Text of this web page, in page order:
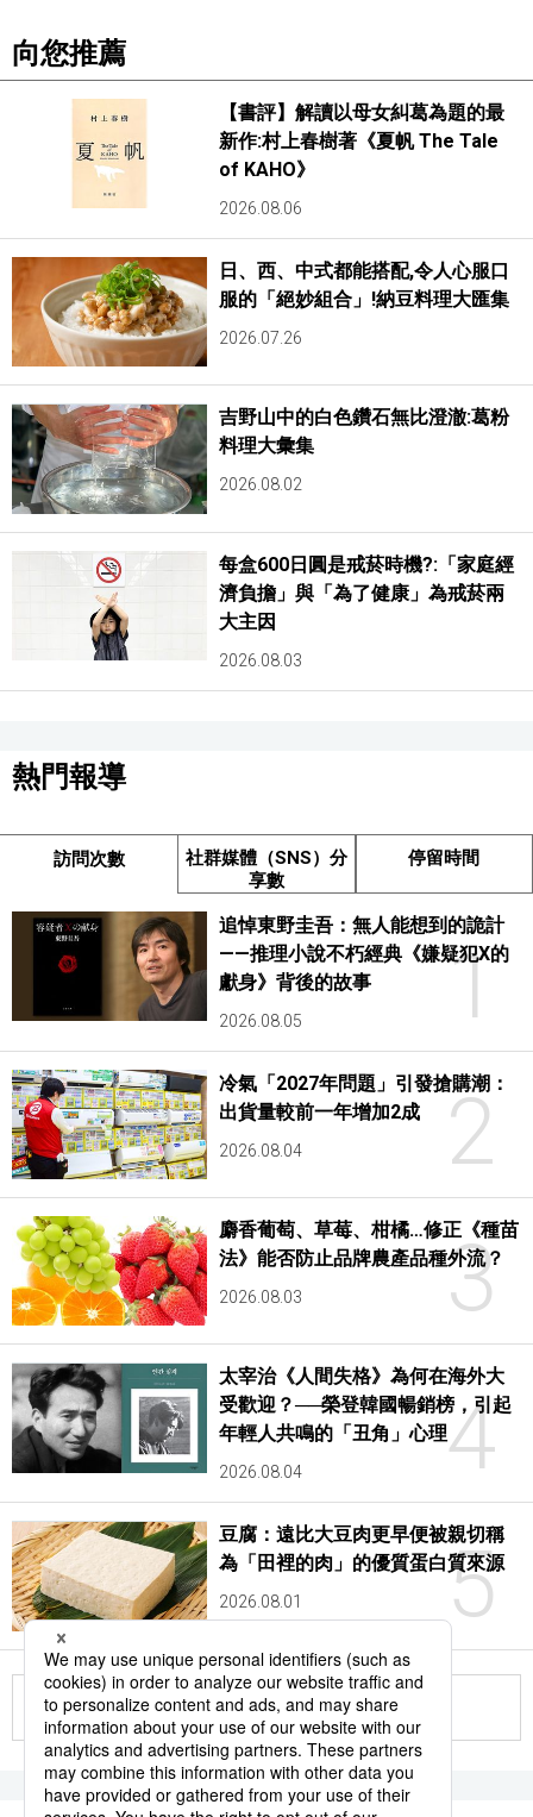
向您推薦
【書評】解讀以母女糾葛為題的最
新作:村上春樹著《夏帆 The Tale
of KAHO》
2026.08.06
日、西、中式都能搭配,令人心服口
服的「絕妙組合」!納豆料理大匯集
2026.07.26
吉野山中的白色鑽石無比澄澈:葛粉
料理大彙集
2026.08.02
每盒600日圓是戒菸時機?:「家庭經
濟負擔」與「為了健康」為戒菸兩
大主因
2026.08.03
熱門報導
訪問次數
社群媒體（SNS）分
享數
停留時間
1
追悼東野圭吾：無人能想到的詭計
——推理小說不朽經典《嫌疑犯X的
獻身》背後的故事
2026.08.05
2
冷氣「2027年問題」引發搶購潮：
出貨量較前一年增加2成
2026.08.04
3
麝香葡萄、草莓、柑橘…修正《種苗
法》能否防止品牌農產品種外流？
2026.08.03
4
太宰治《人間失格》為何在海外大
受歡迎？──榮登韓國暢銷榜，引起
年輕人共鳴的「丑角」心理
2026.08.04
5
豆腐：遠比大豆肉更早便被親切稱
為「田裡的肉」的優質蛋白質來源
2026.08.01
更多